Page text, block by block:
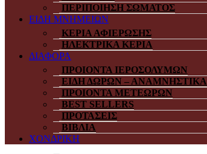
ΠΕΡΙΠΟΙΗΣΗ ΣΩΜΑΤΟΣ
ΕΙΔΗ ΜΝΗΜΕΙΩΝ
ΚΕΡΙΑ ΑΦΙΕΡΩΣΗΣ
ΗΛΕΚΤΡΙΚΑ ΚΕΡΙΑ
ΔΙΑΦΟΡΑ
ΠΡΟΙΟΝΤΑ ΙΕΡΟΣΟΛΥΜΩΝ
ΕΙΔΗ ΔΩΡΩΝ – ΑΝΑΜΝΗΣΤΙΚΑ
ΠΡΟΙΟΝΤΑ ΜΕΤΕΩΡΩΝ
BEST SELLERS
ΠΡΟΤΑΣΕΙΣ
ΒΙΒΛΙΑ
ΧΟΝΔΡΙΚΗ